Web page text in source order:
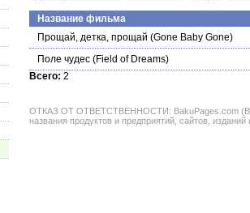
Название фильма
Прощай, детка, прощай (Gone Baby Gone)
Поле чудес (Field of Dreams)
Всего: 2
ОТКАЗ ОТ ОТВЕТСТВЕННОСТИ: BakuPages.com
названия продуктов и предприятий, сайтов,